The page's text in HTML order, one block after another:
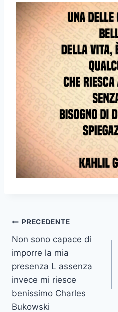
Navigazione
articoli
PRECEDENTE
Non sono capace di
imporre la mia
presenza L assenza
invece mi riesce
benissimo Charles
Bukowski